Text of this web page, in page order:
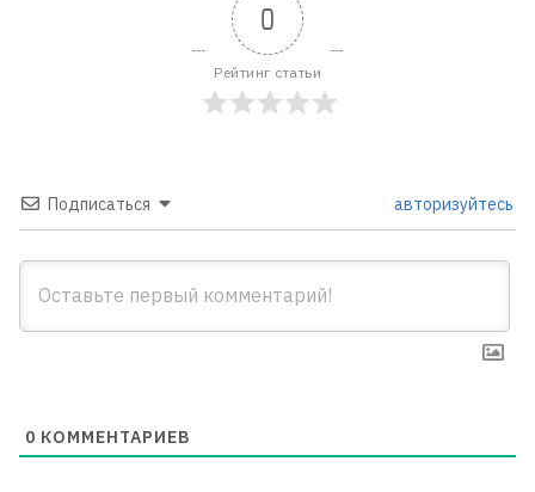
0
Рейтинг статьи
Подписаться авторизуйтесь
0 КОММЕНТАРИЕВ